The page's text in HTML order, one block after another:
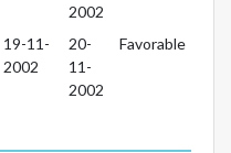
2002
19-11-
2002
20-
11-
2002
Favorable